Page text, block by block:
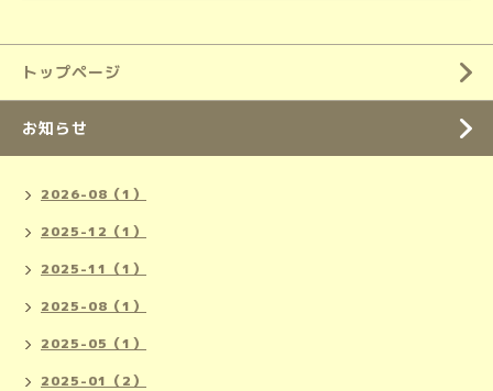
トップページ
お知らせ
2026-08（1）
2025-12（1）
2025-11（1）
2025-08（1）
2025-05（1）
2025-01（2）